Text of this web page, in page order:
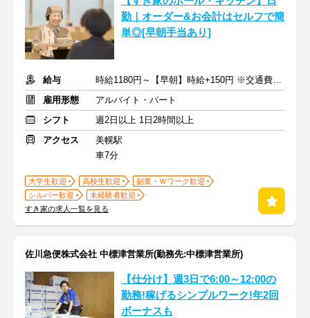
勤｜オーダー&お会計はセルフで簡
単◎[早朝手当あり]
給与
時給1180円～【早朝】時給+150円 ※交通費支給
雇用形態
アルバイト・パート
シフト
週2日以上 1日2時間以上
アクセス
美幌駅
車7分
大学生歓迎 高校生歓迎
副業・Ｗワーク歓迎
シルバー歓迎
未経験者歓迎
すき家の求人一覧を見る
佐川急便株式会社 中標津営業所(勤務先:中標津営業所)
【仕分け】週3日で6:00～12:00の
勤務!稼げるシンプルワーク!年2回
ボーナスも